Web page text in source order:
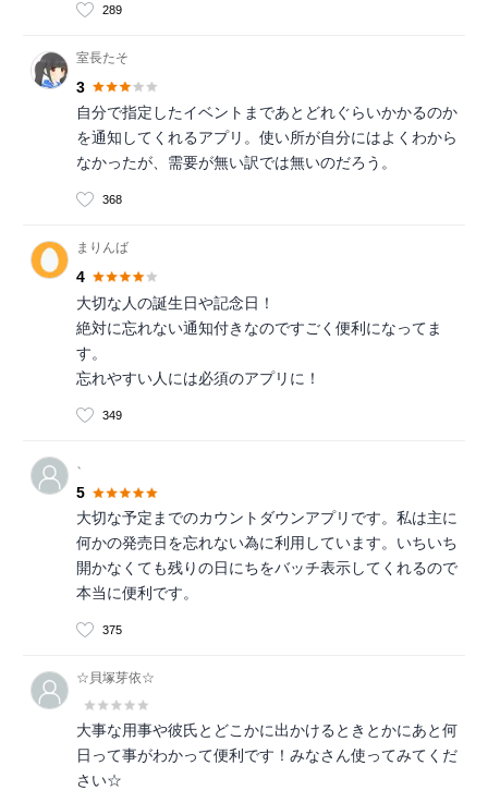
289
室長たそ
3
自分で指定したイベントまであとどれぐらいかかるのか
を通知してくれるアプリ。使い所が自分にはよくわから
なかったが、需要が無い訳では無いのだろう。
368
まりんば
4
大切な人の誕生日や記念日！
絶対に忘れない通知付きなのですごく便利になってま
す。
忘れやすい人には必須のアプリに！
349
5
大切な予定までのカウントダウンアプリです。私は主に
何かの発売日を忘れない為に利用しています。いちいち
開かなくても残りの日にちをバッチ表示してくれるので
本当に便利です。
375
☆貝塚芽依☆
大事な用事や彼氏とどこかに出かけるときとかにあと何
日って事がわかって便利です！みなさん使ってみてくだ
さい☆